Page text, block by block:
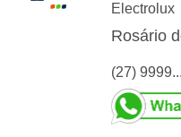
Electrolux
Rosário
(27) 9999...